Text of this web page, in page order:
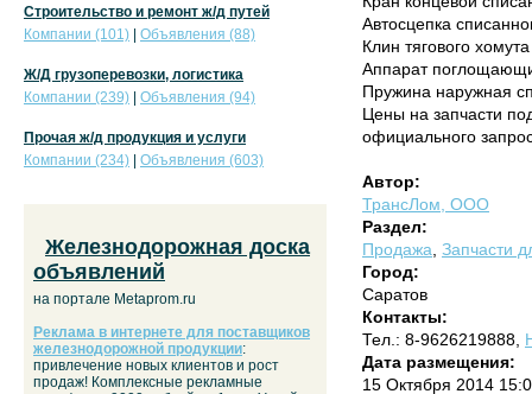
Автосцепка
Клин тягового
Аппарат
Пружина наружная
Цены на запчасти
официального
Автор:
ТрансЛом, ООО
Раздел:
Продажа Запчасти
Город:
Саратов
Контакты:
Тел.: 8-9626219888,
Дата размещения:
15 Октября 2014
Строительство и ремонт ж/д путей
Компании (101)
Объявления (88)
Ж/Д грузоперевозки, логистика
Компании (239)
Объявления (94)
Прочая ж/д продукция и услуги
Компании (234)
Объявления (603)
Железнодорожная доска
объявлений
на портале Metaprom.ru
Реклама в интернете для поставщиков
железнодорожной продукции:
привлечение новых клиентов и рост
продаж! Комплексные рекламные